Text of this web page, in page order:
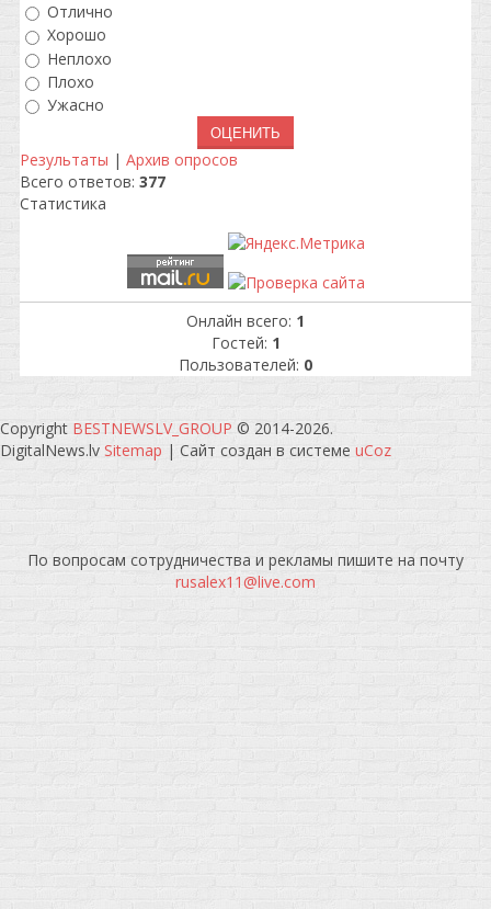
Отлично
Хорошо
Неплохо
Плохо
Ужасно
Результаты | Архив опросов
Всего ответов: 377
Статистика
Онлайн всего: 1
Гостей: 1
Пользователей: 0
Copyright BESTNEWSLV_GROUP © 2014-2026.
DigitalNews.lv Sitemap | Сайт создан в системе uCoz
По вопросам сотрудничества и рекламы пишите на почту
rusalex11@live.com